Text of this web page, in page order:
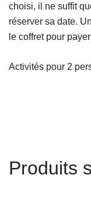
choisi, il ne suffit
réserver sa date.
le coffret pour
Activités pour 2
Produits